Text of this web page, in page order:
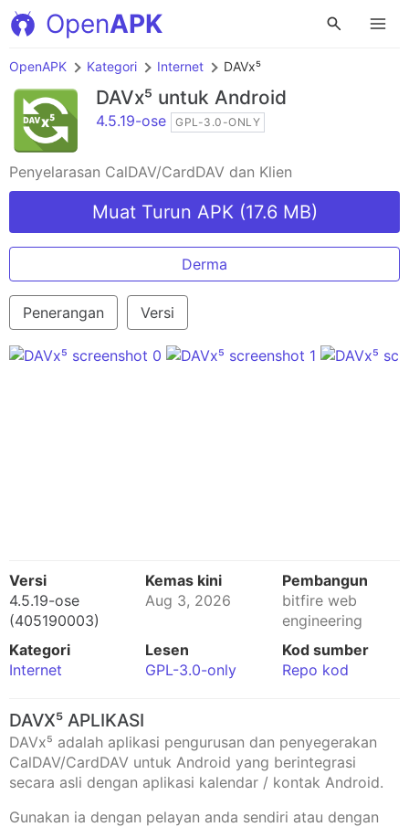
OpenAPK
OpenAPK Kategori Internet DAVx⁵
DAVx⁵ untuk Android
4.5.19-ose GPL-3.0-ONLY
Penyelarasan CalDAV/CardDAV dan Klien
Muat Turun APK (17.6 MB)
Derma
Penerangan Versi
Versi
4.5.19-ose
(405190003)
Kemas kini
Aug 3, 2026
Pembangun
bitfire web
engineering
Kategori
Internet
Lesen
GPL-3.0-only
Kod sumber
Repo kod
DAVX⁵ APLIKASI
DAVx⁵ adalah aplikasi pengurusan dan penyegerakan
CalDAV/CardDAV untuk Android yang berintegrasi
secara asli dengan aplikasi kalendar / kontak Android.
Gunakan ia dengan pelayan anda sendiri atau dengan